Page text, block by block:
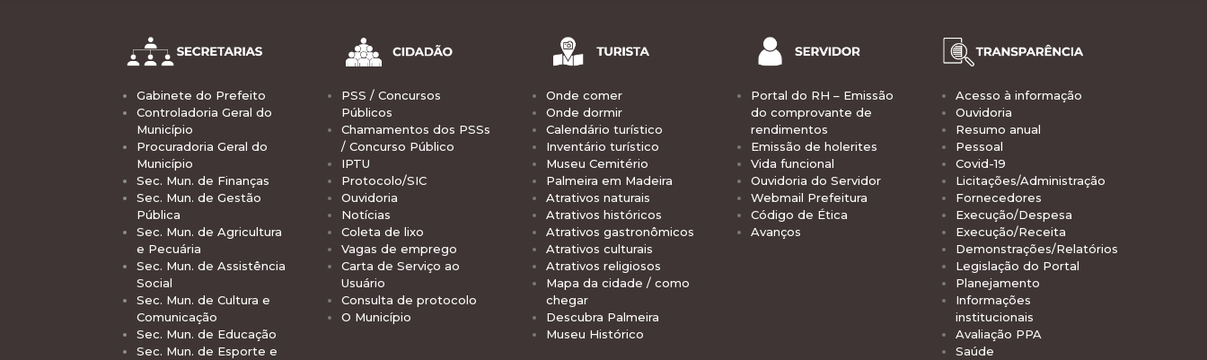
Gabinete do Prefeito
Controladoria Geral do
Município
Procuradoria Geral do
Município
Sec. Mun. de Finanças
Sec. Mun. de Gestão
Pública
Sec. Mun. de Agricultura
e Pecuária
Sec. Mun. de Assistência
Social
Sec. Mun. de Cultura e
Comunicação
Sec. Mun. de Educação
Sec. Mun. de Esporte e
PSS / Concursos
Públicos
Chamamentos dos PSSs
/ Concurso Público
IPTU
Protocolo/SIC
Ouvidoria
Notícias
Coleta de lixo
Vagas de emprego
Carta de Serviço ao
Usuário
Consulta de protocolo
O Município
Onde comer
Onde dormir
Calendário turístico
Inventário turístico
Museu Cemitério
Palmeira em Madeira
Atrativos naturais
Atrativos históricos
Atrativos gastronômicos
Atrativos culturais
Atrativos religiosos
Mapa da cidade / como
chegar
Descubra Palmeira
Museu Histórico
Portal do RH – Emissão
do comprovante de
rendimentos
Emissão de holerites
Vida funcional
Ouvidoria do Servidor
Webmail Prefeitura
Código de Ética
Avanços
Acesso à informação
Ouvidoria
Resumo anual
Pessoal
Covid-19
Licitações/Administração
Fornecedores
Execução/Despesa
Execução/Receita
Demonstrações/Relatórios
Legislação do Portal
Planejamento
Informações
institucionais
Avaliação PPA
Saúde